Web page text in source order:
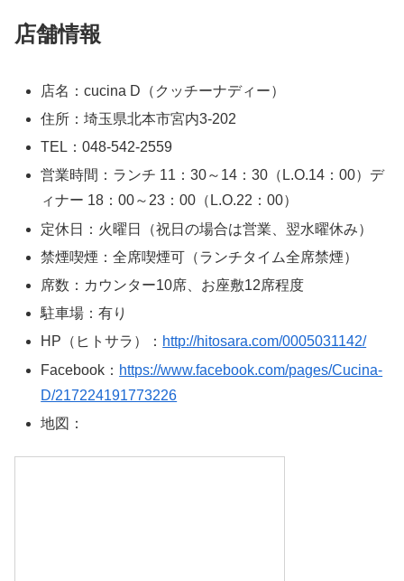
店舗情報
店名：cucina D（クッチーナディー）
住所：埼玉県北本市宮内3-202
TEL：048-542-2559
営業時間：ランチ 11：30～14：30（L.O.14：00）デ
ィナー 18：00～23：00（L.O.22：00）
定休日：火曜日（祝日の場合は営業、翌水曜休み）
禁煙喫煙：全席喫煙可（ランチタイム全席禁煙）
席数：カウンター10席、お座敷12席程度
駐車場：有り
HP（ヒトサラ）： http://hitosara.com/0005031142/
Facebook： https://www.facebook.com/pages/Cucina-
D/217224191773226
地図：